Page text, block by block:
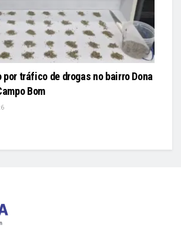
por tráfico de drogas no bairro Dona
Bom